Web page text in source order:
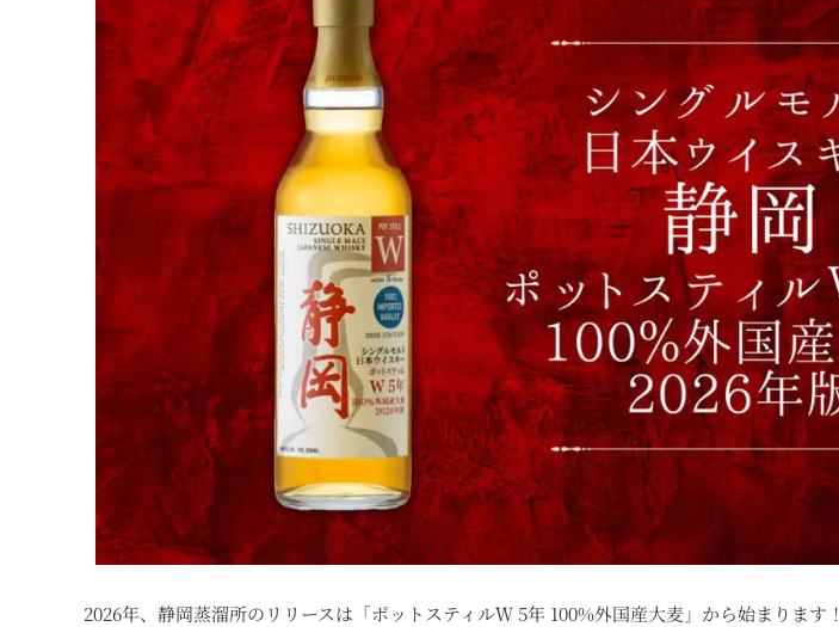
2026年、静岡蒸溜所のリリースは「ポットスティルＷ 5年 100%外国産大麦」から始まります！